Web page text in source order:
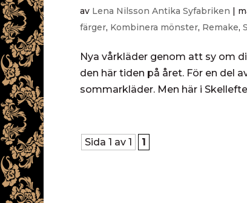
av Lena Nilsson Antika Syfabriken
färger, Kombinera mönster, Remake,
Nya vårkläder genom att sy om
den här tiden på året. För en del
sommarkläder. Men här i
Sida 1 av 1 1